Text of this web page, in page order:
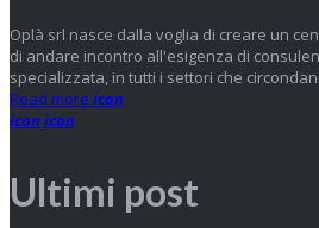
Oplà srl nasce dalla voglia di creare un
di andare incontro all'esigenza di
specializzata, in tutti i settori che
Read more icon
iconicon
Ultimi post